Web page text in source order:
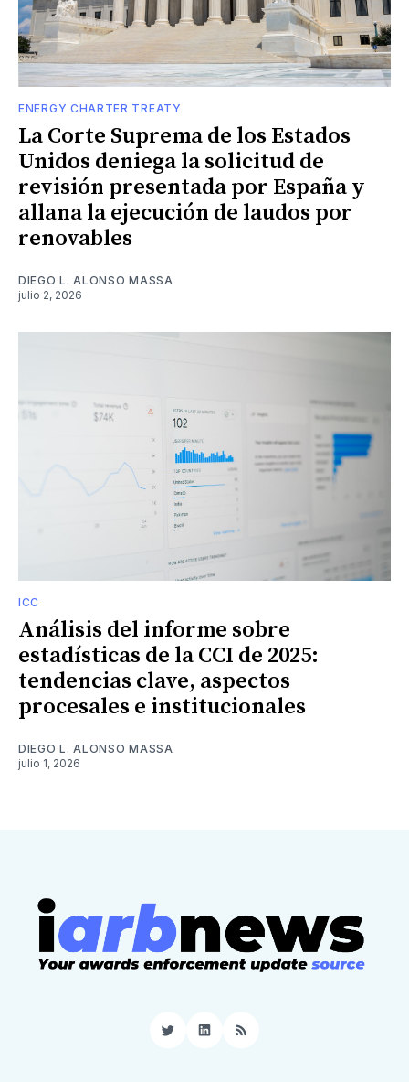
ENERGY CHARTER TREATY
La Corte Suprema de los Estados
Unidos deniega la solicitud de
revisión presentada por España y
allana la ejecución de laudos por
renovables
DIEGO L. ALONSO MASSA
julio 2, 2026
ICC
Análisis del informe sobre
estadísticas de la CCI de 2025:
tendencias clave, aspectos
procesales e institucionales
DIEGO L. ALONSO MASSA
julio 1, 2026
TwitterLinkedIn
RSS